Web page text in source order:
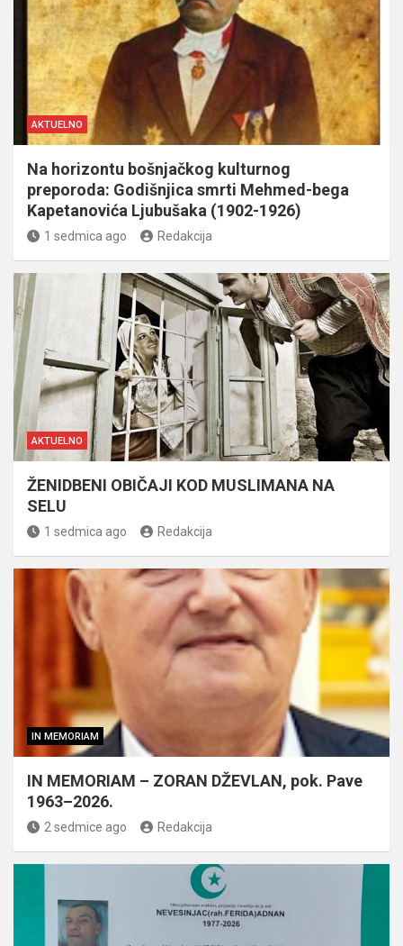
AKTUELNO
Na horizontu bošnjačkog kulturnog
preporoda: Godišnjica smrti Mehmed-bega
Kapetanovića Ljubušaka (1902-1926)
1 sedmica ago Redakcija
AKTUELNO
ŽENIDBENI OBIČAJI KOD MUSLIMANA NA
SELU
1 sedmica ago Redakcija
IN MEMORIAM
IN MEMORIAM – ZORAN DŽEVLAN, pok. Pave
1963–2026.
2 sedmice ago Redakcija